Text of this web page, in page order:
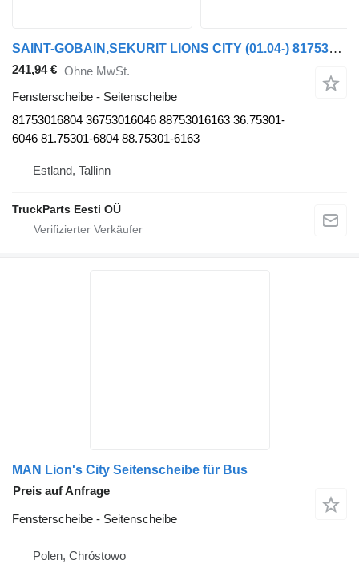
SAINT-GOBAIN,SEKURIT LIONS CITY (01.04-) 81753016804 Seitenscheibe für MAN Bus
241,94 € Ohne MwSt.
Fensterscheibe - Seitenscheibe
81753016804 36753016046 88753016163 36.75301-
6046 81.75301-6804 88.75301-6163
Estland, Tallinn
TruckParts Eesti OÜ
MAN Lion's City Seitenscheibe für Bus
Preis auf Anfrage
Fensterscheibe - Seitenscheibe
Polen, Chróstowo